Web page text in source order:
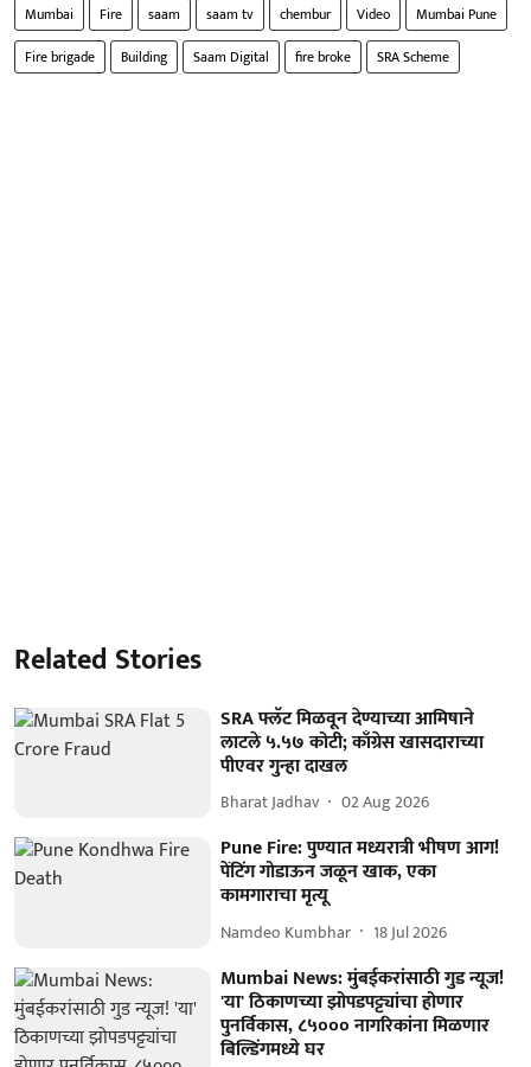
Mumbai Fire saam saam tv chembur Video
Mumbai Pune
Fire brigade
Building Saam Digital fire broke SRA Scheme
Related Stories
SRA फ्लॅट मिळवून देण्याच्या आमिषाने
लाटले ५.५७ कोटी; काँग्रेस खासदाराच्या
पीएवर गुन्हा दाखल
Bharat Jadhav 02 Aug 2026
Pune Fire: पुण्यात मध्यरात्री भीषण आग!
पेंटिंग गोडाऊन जळून खाक, एका
कामगाराचा मृत्यू
Namdeo Kumbhar 18 Jul 2026
Mumbai News: मुंबईकरांसाठी गुड न्यूज!
'या' ठिकाणच्या झोपडपट्ट्यांचा होणार
पुनर्विकास, ८५००० नागरिकांना मिळणार
बिल्डिंगमध्ये घर